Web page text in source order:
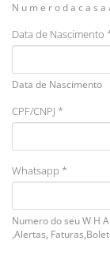
N u m e r o d a c a s a
Data de Nascimento
Data de Nascimento
CPF/CNPJ *
Whatsapp *
Numero do seu W H
,Alertas,